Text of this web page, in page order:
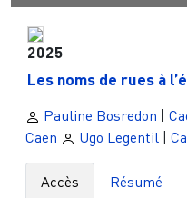
2025
Les noms de rues à
Pauline Bosredon
Caen
Ugo Legentil
Accès Résumé